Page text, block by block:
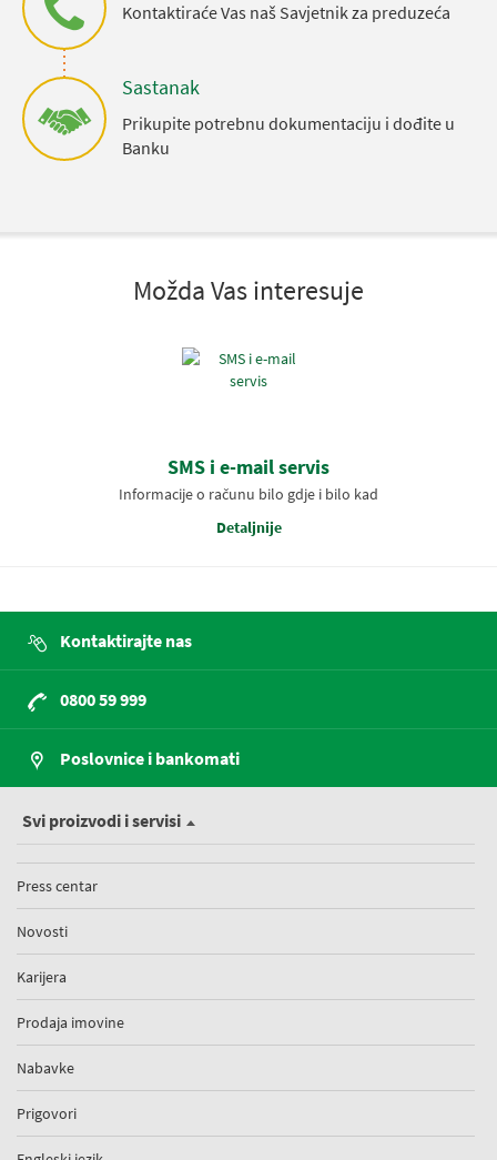
Kontaktiraće Vas naš Savjetnik za preduzeća
Sastanak
Prikupite potrebnu dokumentaciju i dođite u
Banku
Možda Vas interesuje
SMS i e-mail servis
Informacije o računu bilo gdje i bilo kad
Detaljnije
Kontaktirajte nas
0800 59 999
Poslovnice i bankomati
Svi proizvodi i servisi
Press centar
Novosti
Karijera
Prodaja imovine
Nabavke
Prigovori